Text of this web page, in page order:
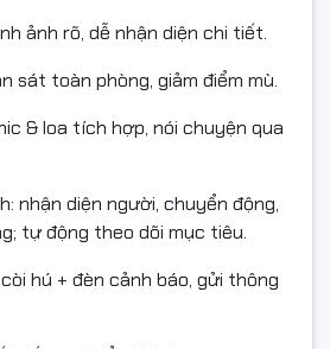
ảnh rõ, dễ nhận diện chi tiết.
sát toàn phòng, giảm điểm mù.
& loa tích hợp, nói chuyện qua
nhận diện người, chuyển động,
tự động theo dõi mục tiêu.
hú + đèn cảnh báo, gửi thông